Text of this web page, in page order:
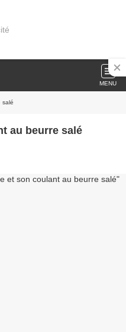
MENU
salé
au beurre salé